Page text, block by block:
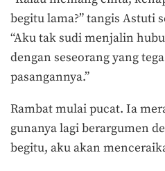
begitu lama?” tangis Astuti
“Aku tak sudi menjalin
dengan seseorang yang
pasangannya.”
Rambat mulai pucat. Ia
gunanya lagi berargumen
begitu, aku akan